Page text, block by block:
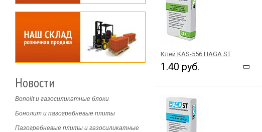
Клей KAS-556 HAGA ST
1.40 руб.
Новости
Bonolit и газосиликатные блоки
Бонолит и пазогребневые плиты
Пазогребневые плиты и газосиликатные